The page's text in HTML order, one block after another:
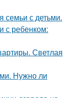
семьи с детьми.
с ребенком:
Светлая
Нужно ли